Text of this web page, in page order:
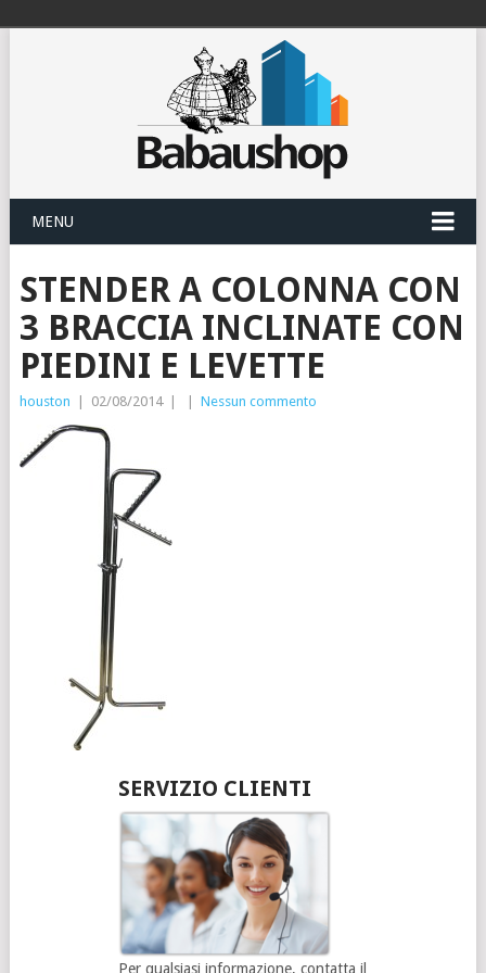
MENU
STENDER A COLONNA CON
3 BRACCIA INCLINATE CON
PIEDINI E LEVETTE
houston 02/08/2014 Nessun commento
SERVIZIO CLIENTI
Per qualsiasi informazione, contatta il